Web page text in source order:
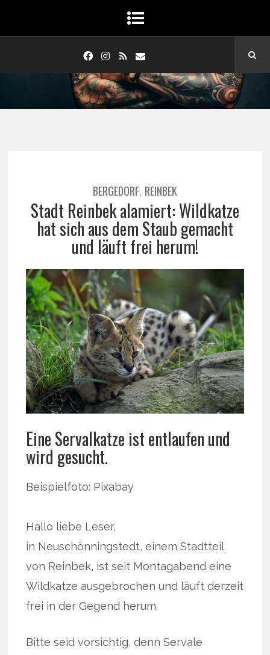
BERGEDORF, REINBEK
Stadt Reinbek alamiert: Wildkatze
hat sich aus dem Staub gemacht
und läuft frei herum!
Eine Servalkatze ist entlaufen und
wird gesucht.
Beispielfoto: Pixabay
Hallo liebe Leser,
in Neuschönningstedt, einem Stadtteil
von Reinbek, ist seit Montagabend eine
Wildkatze ausgebrochen und läuft derzeit
frei in der Gegend herum.
Bitte seid vorsichtig, denn Servale